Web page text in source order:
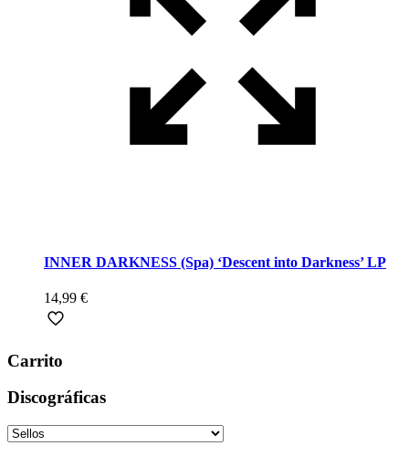
INNER DARKNESS (Spa) ‘Descent into Darkness’ LP
14,99 €
Carrito
Discográficas